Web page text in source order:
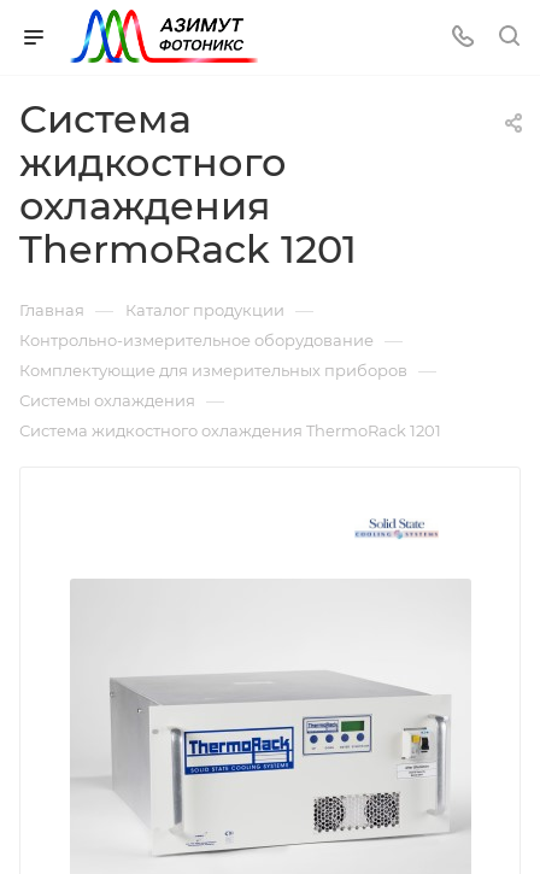
Система
жидкостного
охлаждения
ThermoRack 1201
Главная — Каталог продукции —
Контрольно-измерительное оборудование —
Комплектующие для измерительных приборов —
Системы охлаждения —
Система жидкостного охлаждения ThermoRack 1201